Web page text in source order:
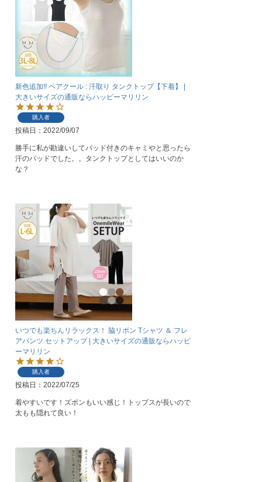
新色追加!! ペアクール : 汗取り タンクトップ【下着】 |
大きいサイズの通販ならハッピーマリリン
購入者
投稿日 2022/09/07
勝手に私が勘違いしてパッド付きのキャミやと思ったら
汗のパッドでした。。タンクトップとしてはいいのか
な？
いつでも楽ちんリラックス！ 脇リボン Tシャツ ＆ フレ
アパンツ セットアップ | 大きいサイズの通販ならハッピ
ーマリリン
購入者
投稿日 2022/07/25
着やすいです！ズボンもいい感じ！トップスが長いので
太もも隠れて良い！